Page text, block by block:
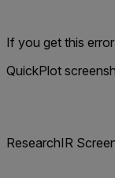
If you get this
QuickPlot
ResearchIR